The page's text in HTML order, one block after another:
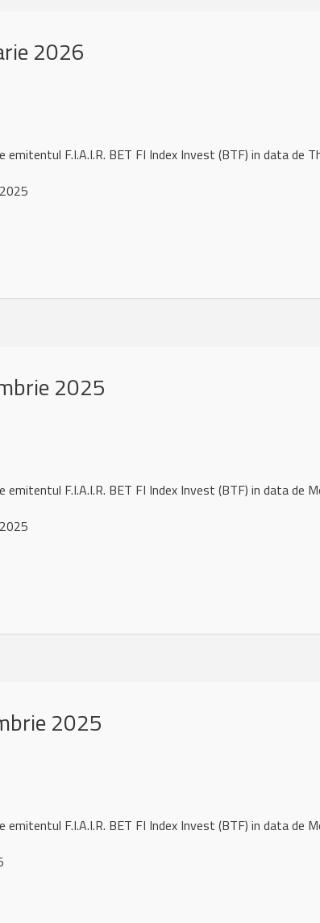
2026
F.I.A.I.R. BET FI Index Invest (BTF) in data de
2025
F.I.A.I.R. BET FI Index Invest (BTF) in data de
2025
F.I.A.I.R. BET FI Index Invest (BTF) in data de